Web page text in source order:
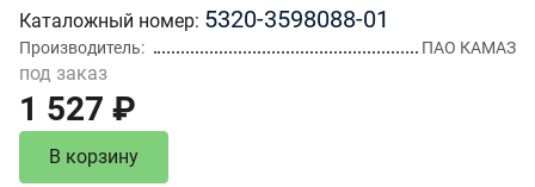
Каталожный номер 5320-3598088-01
Производитель ПАО КАМАЗ
под заказ
1 527 ₽
В корзину